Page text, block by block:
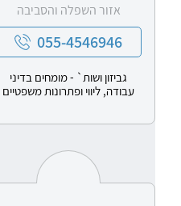
אזור השפלה והסביבה
055-4546946
גביזון ושות` - מומחים בדיני
עבודה, ליווי ופתרונות משפטיים